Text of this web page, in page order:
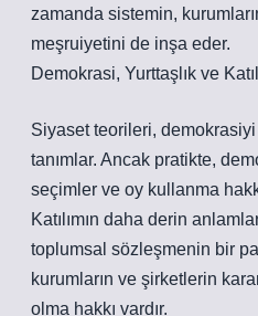
zamanda sistemin,
meşruiyetini de inşa eder.
Demokrasi, Yurttaşlık ve
Siyaset teorileri,
tanımlar. Ancak pratikte,
seçimler ve oy kullanma
Katılımın daha derin
toplumsal sözleşmenin bir
kurumların ve şirketlerin
olma hakkı vardır.